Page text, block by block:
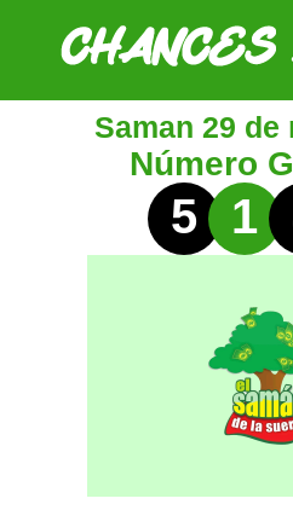
Saman 29 de
Número
5 1